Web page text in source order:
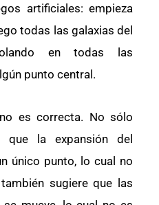
artificiales: empieza
todas las galaxias del
en todas las
punto central.
es correcta. No sólo
que la expansión del
único punto, lo cual no
sugiere que las